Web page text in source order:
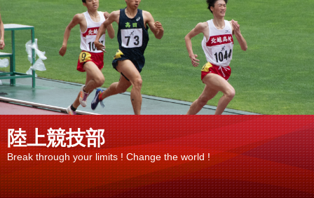
陸上競技部
Break through your limits ! Change the world !